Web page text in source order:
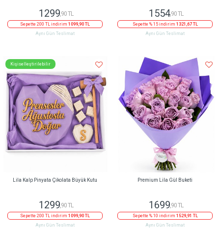
1299,90 TL
Sepette 200 TL indirim 1099,90 TL
Aynı Gün Teslimat
1554,90 TL
Sepette % 15 indirim 1321,67 TL
Aynı Gün Teslimat
Kişiselleştirilebilir
Lila Kalp Pinyata Çikolata Büyük Kutu
1299,90 TL
Sepette 200 TL indirim 1099,90 TL
Aynı Gün Teslimat
Premium Lila Gül Buketi
1699,90 TL
Sepette % 10 indirim 1529,91 TL
Aynı Gün Teslimat